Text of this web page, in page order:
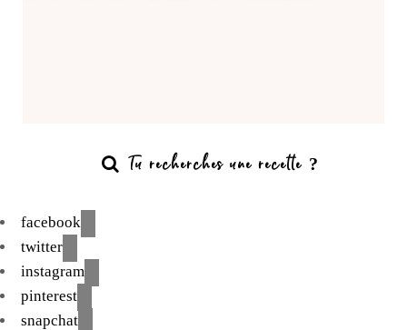
facebook
twitter
instagram
pinterest
snapchat